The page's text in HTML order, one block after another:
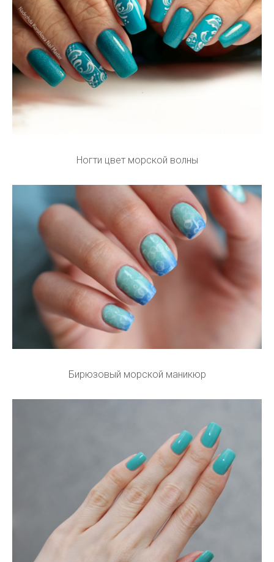
Ногти цвет морской волны
Бирюзовый морской маникюр